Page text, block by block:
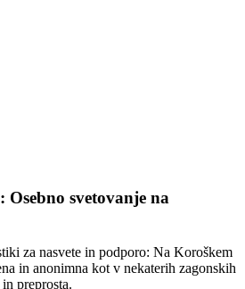
svetovanje na
za nasvete in podporo: Na Koroškem
in anonimna kot v nekaterih zagonskih
preprosta.